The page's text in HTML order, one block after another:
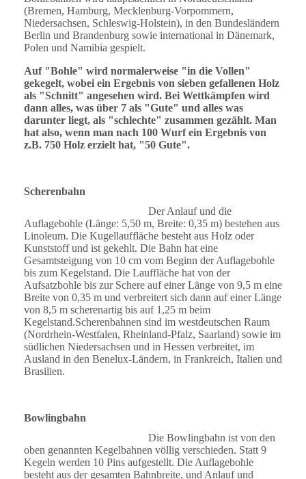
(Bremen, Hamburg, Mecklenburg-Vorpommern,
Niedersachsen, Schleswig-Holstein), in den Bundesländern
Berlin und Brandenburg sowie international in Dänemark,
Polen und Namibia gespielt.
Auf "Bohle" wird normalerweise "in die Vollen"
gekegelt, wobei ein Ergebnis von sieben gefallenen Holz
als "Schnitt" angesehen wird. Bei Wettkämpfen wird
dann alles, was über 7 als "Gute" und alles was
darunter liegt, als "schlechte" zusammen gezählt. Man
hat also, wenn man nach 100 Wurf ein Ergebnis von
z.B. 750 Holz erzielt hat, "50 Gute".
Scherenbahn
Der Anlauf und die
Auflagebohle (Länge: 5,50 m, Breite: 0,35 m) bestehen aus
Linoleum. Die Kugellauffläche besteht aus Holz oder
Kunststoff und ist gekehlt. Die Bahn hat eine
Gesamtsteigung von 10 cm vom Beginn der Auflagebohle
bis zum Kegelstand. Die Lauffläche hat von der
Aufsatzbohle bis zur Schere auf einer Länge von 9,5 m eine
Breite von 0,35 m und verbreitert sich dann auf einer Länge
von 8,5 m scherenartig bis auf 1,25 m beim
Kegelstand.Scherenbahnen sind im westdeutschen Raum
(Nordrhein-Westfalen, Rheinland-Pfalz, Saarland) sowie im
südlichen Niedersachsen und in Hessen verbreitet, im
Ausland in den Benelux-Ländern, in Frankreich, Italien und
Brasilien.
Bowlingbahn
Die Bowlingbahn ist von den
oben genannten Kegelbahnen völlig verschieden. Statt 9
Kegeln werden 10 Pins aufgestellt. Die Auflagebohle
besteht aus der gesamten Bahnbreite, und Anlauf und